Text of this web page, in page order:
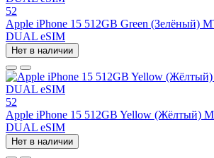
52
Apple iPhone 15 512GB Green (Зелёный)
DUAL eSIM
Нет в наличии
52
Apple iPhone 15 512GB Yellow (Жёлтый)
DUAL eSIM
Нет в наличии